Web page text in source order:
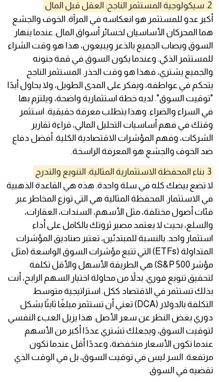
2. سيكولوجية المستثمر الناجح: العقل قبل المال
أكبر عدو للمستثمر هو انعكاسه في المرآة. الخوف والجشع
هما المحركان الأساسيان لخسائر أسواق المال. عندما ينهار
السوق ويصاب الجميع بالذعر ويبيعون، هذا هو وقت الشراء
للمستثمر الذكي. وعندما يكون السوق في قمة جنونه
والجميع يشتري، فهذا هو وقت الحذر. المستثمر الناجح
يتحكم في عواطفه، ويفكر على المدى الطويل، ولا يحاول أبدًا
"توقيت السوق". لديه خطة استثمارية واضحة، ويلتزم بها
في السراء والضراء. وهذا يتطلب معرفة حقيقية. استثمر
وقتك في فهم أساسيات التحليل المالي، قراءة تقارير
الشركات، وفهم المؤشرات الاقتصادية الكلية. أفضل دفاع
ضد الخوف والجشع هو المعرفة الراسخة.
3. بناء المحفظة الاستثمارية المثالية: التنويع والتدرج
لا تضع بيضك كله في سلة واحدة. هذه هي القاعدة الذهبية
في الاستثمار. المحفظة المثالية هي التي توزع المخاطر عبر
فئات أصول مختلفة، مثل الأسهم، السندات، العقارات،
والسلع، بحيث لا يعتمد مصير ثروتك بالكامل على أداء
استثمار واحد. بالنسبة للمبتدئين، تعتبر صناديق المؤشرات
المتداولة (ETFs) التي تتبع مؤشرات السوق الواسعة (مثل
مؤشر S&P 500) هي الطريقة الأسهل والأقل تكلفة
لتحقيق تنويع فوري. بدلاً من محاولة اختيار السهم الرابح، أنت
بذلك تستثمر في الاقتصاد ككل. استراتيجية متوسط
التكلفة بالدولار (DCA) تعني أن تستثمر مبلغًا ثابتًا بشكل
دوري بغض النظر عن سعر الأصل. هذا يزيل العبء النفسي
لتوقيت السوق، ويجعلك تشتري عددًا أكبر من الأسهم
عندما تكون الأسعار منخفضة، وعددًا أقل عندما تكون
مرتفعة. السر ليس في توقيت السوق، بل في الوقت الذي
تقضيه في السوق.